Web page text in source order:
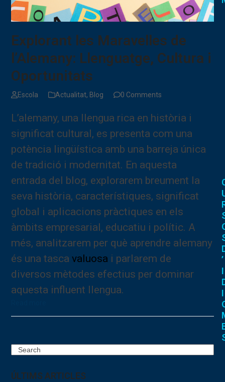
Explorant les Maravelles de
l’Alemany: Llenguatge, Cultura i
Oportunitats
Escola Actualitat, Blog 0 Comments
L’alemany, una llengua rica en història i
significat cultural, es presenta com una
potència lingüística amb una barreja única
de tradició i modernitat. En aquesta
entrada del blog, explorarem breument la
seva història, característiques, significat
global i aplicacions pràctiques en els
àmbits empresarial, educatiu i polític. A
més, analitzarem per què aprendre alemany
és una tascavaluosa i parlarem de
diversos mètodes efectius per dominar
aquesta influent llengua.
Search
ÚLTIMS ARTICLES
’
I
I